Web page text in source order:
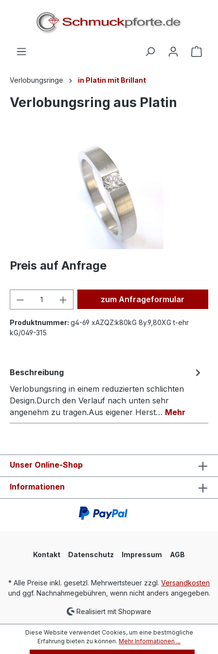
springen
Verlobungsringe in Platin mit Brillant
Verlobungsring aus Platin
Preis auf Anfrage
Produkt Anzahl: Gib den
zum Anfrageformular
Produktnummer: g4-69 xAZQZ:k80kG 8y.9,80XG t-ehr
kG/049-315
Beschreibung
Verlobungsring in einem reduzierten schlichten
Design.Durch den Verlauf nach unten sehr
angenehm zu tragen.Aus eigener Herst… Mehr
Unser Online-Shop
Informationen
Kontakt Datenschutz Impressum AGB
* Alle Preise inkl. gesetzl. Mehrwertsteuer zzgl. Versandkosten
und ggf. Nachnahmegebühren, wenn nicht anders angegeben.
Realisiert mit Shopware
Diese Website verwendet Cookies, um eine bestmögliche
Erfahrung bieten zu können. Mehr Informationen ...